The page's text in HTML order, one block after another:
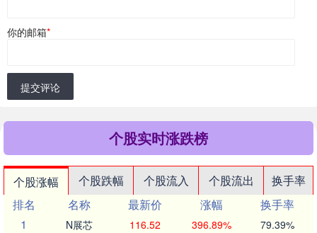
你的邮箱*
提交评论
个股实时涨跌榜
个股涨幅 个股跌幅 个股流入 个股流出
换手率
排名
名称 最新价 涨幅
换手率
1
N展芯 116.52 396.89% 79.39%